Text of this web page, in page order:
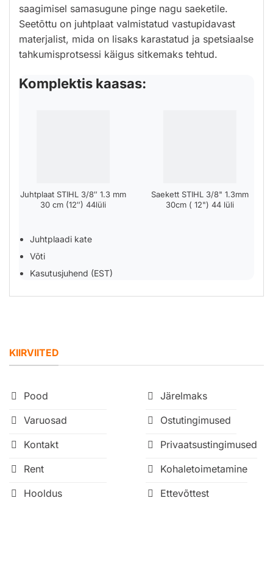
saagimisel samasugune pinge nagu saeketile.
Seetõttu on juhtplaat valmistatud vastupidavast
materjalist, mida on lisaks karastatud ja spetsiaalse
tahkumisprotsessi käigus sitkemaks tehtud.
Komplektis kaasas:
Juhtplaat STIHL 3/8″ 1.3 mm
30 cm (12″) 44lüli
Saekett STIHL 3/8" 1.3mm
30cm ( 12") 44 lüli
Juhtplaadi kate
Võti
Kasutusjuhend (EST)
KIIRVIITED
Pood
Varuosad
Kontakt
Rent
Hooldus
Järelmaks
Ostutingimused
Privaatsustingimused
Kohaletoimetamine
Ettevõttest